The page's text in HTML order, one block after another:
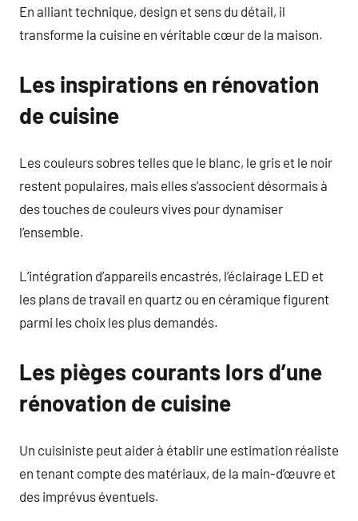
En alliant technique, design et sens du détail, il
transforme la cuisine en véritable cœur de la maison.
Les inspirations en rénovation
de cuisine
Les couleurs sobres telles que le blanc, le gris et le noir
restent populaires, mais elles s’associent désormais à
des touches de couleurs vives pour dynamiser
l’ensemble.
L’intégration d’appareils encastrés, l’éclairage LED et
les plans de travail en quartz ou en céramique figurent
parmi les choix les plus demandés.
Les pièges courants lors d’une
rénovation de cuisine
Un cuisiniste peut aider à établir une estimation réaliste
en tenant compte des matériaux, de la main-d’œuvre et
des imprévus éventuels.